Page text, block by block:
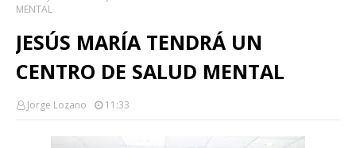
MENTAL
JESÚS MARÍA TENDRÁ UN
CENTRO DE SALUD MENTAL
Jorge Lozano 11:33